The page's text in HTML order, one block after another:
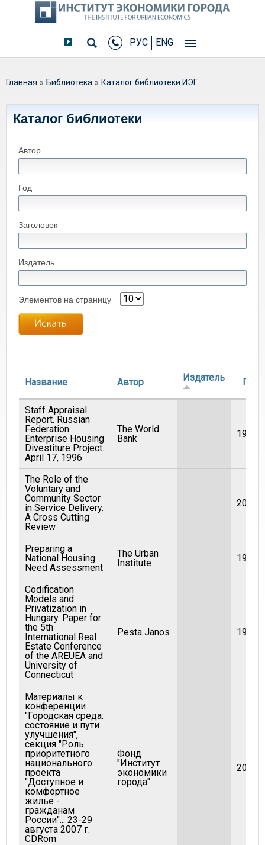
РУС ENG
Вы здесь
Главная » Библиотека » Каталог библиотеки ИЭГ
Каталог библиотеки
Автор
Год
Заголовок
Издатель
Элементов на страницу
Название Автор Издатель Год
Staff Appraisal
Report. Russian
Federation.
Enterprise Housing
Divestiture Project.
April 17, 1996
The World
Bank
1996
The Role of the
Voluntary and
Community Sector
in Service Delivery.
A Cross Cutting
Review
2002
Preparing a
National Housing
Need Assessment
The Urban
Institute
1986
Codification
Models and
Privatization in
Hungary. Paper for
the 5th
International Real
Estate Conference
of the AREUEA and
University of
Connecticut
Pesta Janos 1996
Материалы к
конференции
"Городская среда:
состояние и пути
улучшения",
секция "Роль
приоритетного
национального
проекта
"Доступное и
комфортное
жилье -
гражданам
России"... 23-29
августа 2007 г.
CDRom
Фонд
"Институт
экономики
города"
2007